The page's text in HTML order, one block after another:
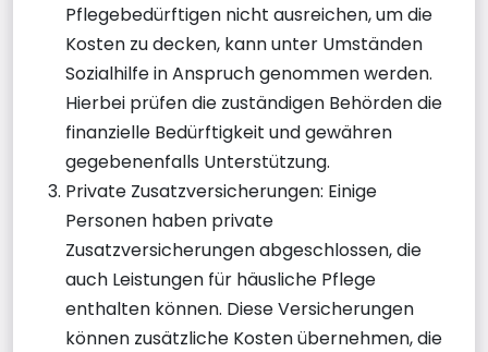
Pflegebedürftigen nicht ausreichen, um die
Kosten zu decken, kann unter Umständen
Sozialhilfe in Anspruch genommen werden.
Hierbei prüfen die zuständigen Behörden die
finanzielle Bedürftigkeit und gewähren
gegebenenfalls Unterstützung.
Private Zusatzversicherungen: Einige
Personen haben private
Zusatzversicherungen abgeschlossen, die
auch Leistungen für häusliche Pflege
enthalten können. Diese Versicherungen
können zusätzliche Kosten übernehmen, die